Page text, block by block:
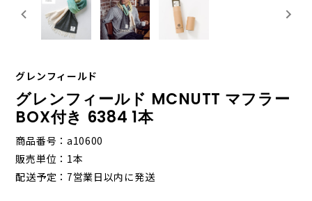
グレンフィールド
グレンフィールド MCNUTT マフラー
BOX付き 6384 1本
商品番号
a10600
販売単位
1本
配送予定
7営業日以内に発送